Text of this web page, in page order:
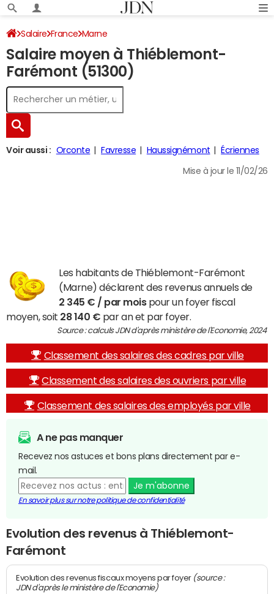
Salaire France Marne
Salaire moyen à Thiéblemont-
Farémont (51300)
Voir aussi : Orconte Favresse Haussignémont Écriennes
Mise à jour le 11/02/26
Les habitants de Thiéblemont-Farémont
(Marne) déclarent des revenus annuels de
2 345 € / par moispour un foyer fiscal
moyen, soit 28 140 € par an et par foyer.
Source : calculs JDN d'après ministère de l'Economie, 2024
Classement des salaires des cadres par ville
Classement des salaires des ouvriers par ville
Classement des salaires des employés par ville
A ne pas manquer
Recevez nos astuces et bons plans directement par e-
mail.
Je m'abonne
En savoir plus sur notre politique de confidentialité
Evolution des revenus à Thiéblemont-
Farémont
Evolution des revenus fiscaux moyens par foyer (source :
JDN d'après le ministère de l'Economie)